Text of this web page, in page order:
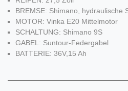
BREMSE: Shimano, hydraulische
MOTOR: Vinka E20 Mittelmotor
SCHALTUNG: Shimano 9S
GABEL: Suntour-Federgabel
BATTERIE: 36V,15 Ah